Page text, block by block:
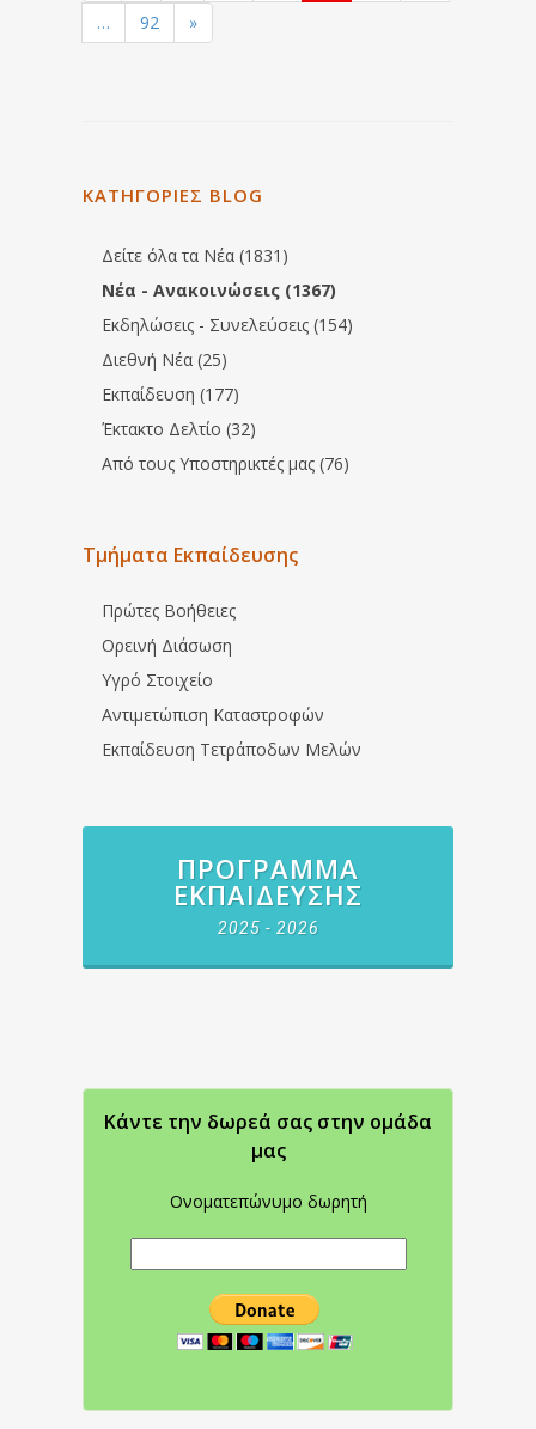
…
92 »
ΚΑΤΗΓΟΡΙΕΣ BLOG
Δείτε όλα τα Νέα (1831)
Νέα - Ανακοινώσεις (1367)
Εκδηλώσεις - Συνελεύσεις (154)
Διεθνή Νέα (25)
Εκπαίδευση (177)
Έκτακτο Δελτίο (32)
Από τους Υποστηρικτές μας (76)
Τμήματα Εκπαίδευσης
Πρώτες Βοήθειες
Ορεινή Διάσωση
Υγρό Στοιχείο
Αντιμετώπιση Καταστροφών
Εκπαίδευση Τετράποδων Μελών
ΠΡΌΓΡΑΜΜΑ
ΕΚΠΑΊΔΕΥΣΗΣ
2025 - 2026
Κάντε την δωρεά σας στην oμάδα
μας
Ονοματεπώνυμο δωρητή